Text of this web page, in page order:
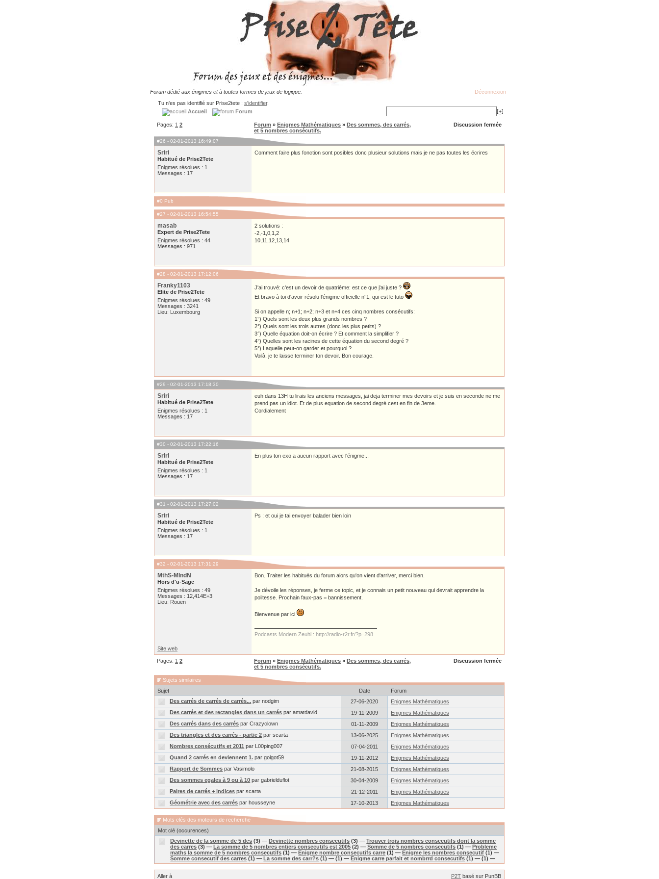
Forum dédié aux énigmes et à toutes formes de jeux de logique.
Déconnexion
Tu n'es pas identifié sur Prise2tete : s'identifier.
Accueil
Forum [+]
Pages: 1 2 Discussion fermée
Forum » Enigmes Mathématiques » Des sommes, des carrés,
et 5 nombres consécutifs.
#26 - 02-01-2013 16:49:07
Sriri
Habitué de Prise2Tete
Enigmes résolues : 1
Messages : 17
Comment faire plus fonction sont posibles donc plusieur solutions mais je ne pas toutes les écrires
#0 Pub
#27 - 02-01-2013 16:54:55
masab
Expert de Prise2Tete
Enigmes résolues : 44
Messages : 971
2 solutions :
-2,-1,0,1,2
10,11,12,13,14
#28 - 02-01-2013 17:12:06
Franky1103
Elite de Prise2Tete
Enigmes résolues : 49
Messages : 3241
Lieu: Luxembourg
J'ai trouvé: c'est un devoir de quatrième: est ce que j'ai juste ?
Et bravo à toi d'avoir résolu l'énigme officielle n°1, qui est le tuto
Si on appelle n; n+1; n+2; n+3 et n+4 ces cinq nombres consécutifs:
1°) Quels sont les deux plus grands nombres ?
2°) Quels sont les trois autres (donc les plus petits) ?
3°) Quelle équation doit-on écrire ? Et comment la simplifier ?
4°) Quelles sont les racines de cette équation du second degré ?
5°) Laquelle peut-on garder et pourquoi ?
Voilà, je te laisse terminer ton devoir. Bon courage.
#29 - 02-01-2013 17:18:30
Sriri
Habitué de Prise2Tete
Enigmes résolues : 1
Messages : 17
euh dans 13H tu lirais les anciens messages, jai deja terminer mes devoirs et je suis en seconde ne me
prend pas un idiot. Et de plus equation de second degré cest en fin de 3eme.
Cordialement
#30 - 02-01-2013 17:22:16
Sriri
Habitué de Prise2Tete
Enigmes résolues : 1
Messages : 17
En plus ton exo a aucun rapport avec l'énigme...
#31 - 02-01-2013 17:27:02
Sriri
Habitué de Prise2Tete
Enigmes résolues : 1
Messages : 17
Ps : et oui je tai envoyer balader bien loin
#32 - 02-01-2013 17:31:29
MthS-MlndN
Hors d'u-Sage
Enigmes résolues : 49
Messages : 12,414E+3
Lieu: Rouen
Bon. Traiter les habitués du forum alors qu'on vient d'arriver, merci bien.
Je dévoile les réponses, je ferme ce topic, et je connais un petit nouveau qui devrait apprendre la
politesse. Prochain faux-pas = bannissement.
Bienvenue par ici
Podcasts Modern Zeuhl : http://radio-r2r.fr/?p=298
Site web
Discussion fermée
Pages: 1 2 Forum » Enigmes Mathématiques » Des sommes, des carrés,
et 5 nombres consécutifs.
Sujets similaires
Sujet
Date
Forum
Des carrés de carrés de carrés... par nodgim 27-06-2020
Enigmes Mathématiques
Des carrés et des rectangles dans un carrés par amatdavid 19-11-2009
Enigmes Mathématiques
Des carrés dans des carrés par Crazyclown 01-11-2009
Enigmes Mathématiques
Des triangles et des carrés - partie 2 par scarta 13-06-2025
Enigmes Mathématiques
Nombres consécutifs et 2011 par L00ping007 07-04-2011
Enigmes Mathématiques
Quand 2 carrés en deviennent 1. par golgot59 19-11-2012
Enigmes Mathématiques
Rapport de Sommes par Vasimolo 21-08-2015
Enigmes Mathématiques
Des sommes egales à 9 ou à 10 par gabrielduflot 30-04-2009
Enigmes Mathématiques
Paires de carrés + indices par scarta 21-12-2011
Enigmes Mathématiques
Géométrie avec des carrés par housseyne 17-10-2013 Enigmes Mathématiques
Mots clés des moteurs de recherche
Mot clé (occurences)
Devinette de la somme de 5 des (3) —Devinette nombres consecutifs (3) —Trouver trois nombres consecutifs dont la somme
des carres (3) —La somme de 5 nombres entiers consecutifs est 2005 (2) —Somme de 5 nombres consecutifs (1) —Probleme
maths la somme de 5 nombres consecutifs (1) —Enigme nombre consecutifs carre (1) —Enigme les nombres consecutif (1) —
Somme consecutif des carres (1) —La somme des carr?s (1) —(1) —Enigme carre parfait et nombrrd consecutifs (1) —(1) —
Aller à P2T basé sur PunBB